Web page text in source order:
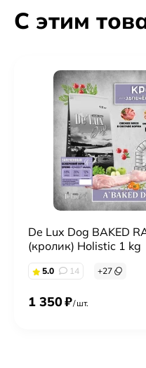
С этим
De Lux Dog BAKED
(кролик) Holistic 1 kg
5.0 14 +27
1 350₽/ шт.